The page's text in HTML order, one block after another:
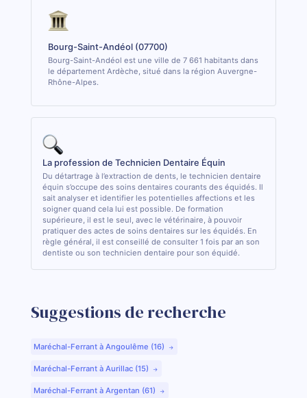
Bourg-Saint-Andéol (07700)
Bourg-Saint-Andéol est une ville de 7 661 habitants dans
le département Ardèche, situé dans la région Auvergne-
Rhône-Alpes.
La profession de Technicien Dentaire Équin
Du détartrage à l’extraction de dents, le technicien dentaire
équin s’occupe des soins dentaires courants des équidés. Il
sait analyser et identifier les potentielles affections et les
soigner quand cela lui est possible. De formation
supérieure, il est le seul, avec le vétérinaire, à pouvoir
pratiquer des actes de soins dentaires sur les équidés. En
règle général, il est conseillé de consulter 1 fois par an son
dentiste ou son technicien dentaire pour son équidé.
Suggestions de recherche
Maréchal-Ferrant à Angoulême (16)
Maréchal-Ferrant à Aurillac (15)
Maréchal-Ferrant à Argentan (61)